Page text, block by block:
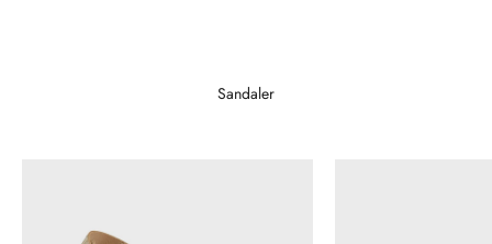
Sandaler